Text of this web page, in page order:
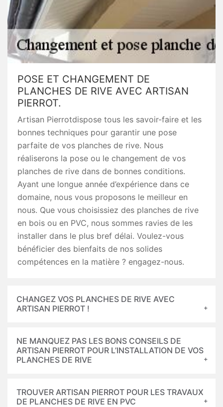
POSE ET CHANGEMENT DE
PLANCHES DE RIVE AVEC ARTISAN
PIERROT.
Artisan Pierrotdispose tous les savoir-faire et les
bonnes techniques pour garantir une pose
parfaite de vos planches de rive. Nous
réaliserons la pose ou le changement de vos
planches de rive dans de bonnes conditions.
Ayant une longue année d’expérience dans ce
domaine, nous vous proposons le meilleur en
nous. Que vous choisissiez des planches de rive
en bois ou en PVC, nous sommes ravies de les
installer dans le plus bref délai. Voulez-vous
bénéficier des bienfaits de nos solides
compétences en la matière ? engagez-nous.
CHANGEZ VOS PLANCHES DE RIVE AVEC
ARTISAN PIERROT !
NE MANQUEZ PAS LES BONS CONSEILS DE
ARTISAN PIERROT POUR L’INSTALLATION DE VOS
PLANCHES DE RIVE
TROUVER ARTISAN PIERROT POUR LES TRAVAUX
DE PLANCHES DE RIVE EN PVC